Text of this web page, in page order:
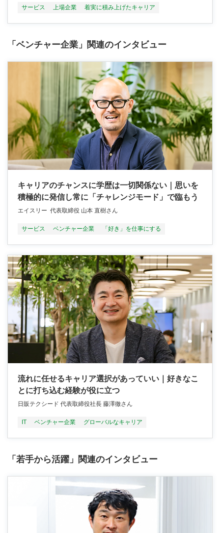
サービス 上場企業 着実に積み上げたキャリア
「ベンチャー企業」関連のインタビュー
キャリアのチャンスに学歴は一切関係ない｜思いを
積極的に発信し常に「チャレンジモード」で臨もう
エイスリー 代表取締役 山本 直樹さん
サービス ベンチャー企業 「好き」を仕事にする
流れに任せるキャリア選択があっていい｜好きなこ
とに打ち込む経験が役に立つ
日販テクシード 代表取締役社長 藤澤徹さん
IT ベンチャー企業 グローバルなキャリア
「若手から活躍」関連のインタビュー